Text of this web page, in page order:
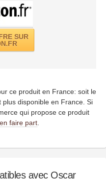
SUR
ce produit en France: soit le
disponible en France. Si
qui propose ce produit
faire part.
avec Oscar